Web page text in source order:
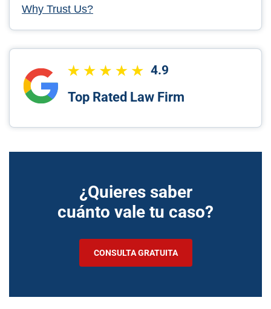
Why Trust Us?
4.9
Top Rated Law Firm
¿Quieres saber
cuánto vale tu caso?
CONSULTA GRATUITA